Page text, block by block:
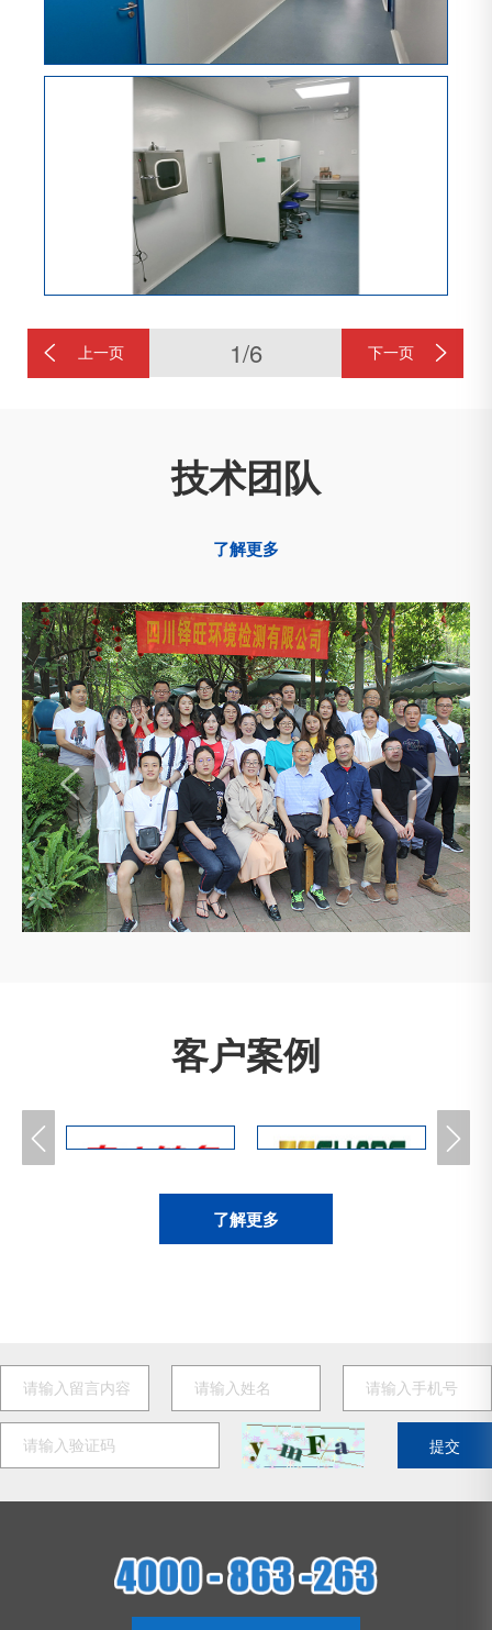
上一页 1/6 下一页
技术团队
了解更多
 
客户案例
 
了解更多
提交